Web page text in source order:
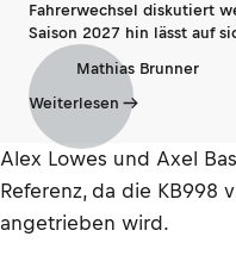
Fahrerwechsel diskutiert
Saison 2027 hin lässt auf
Mathias Brunner
Weiterlesen
Alex Lowes und Axel
Referenz, da die KB998
angetrieben wird.